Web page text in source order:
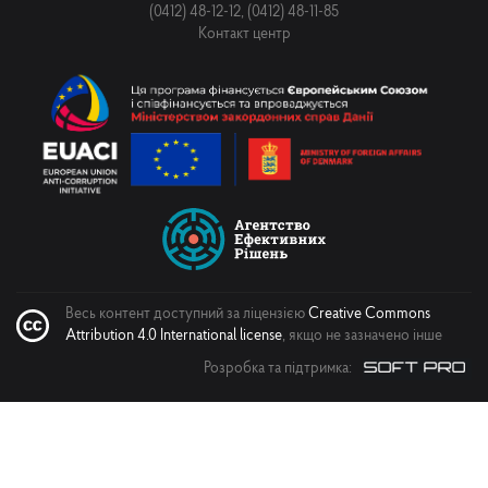
Надіслати
(0412) 48-12-12, (0412) 48-11-85
Контакт центр
Весь контент доступний за ліцензією Creative Commons
Attribution 4.0 International license, якщо не зазначено інше
Розробка та підтримка: